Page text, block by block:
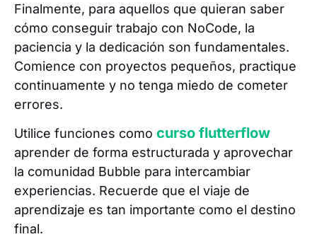
Finalmente, para aquellos que quieran saber
cómo conseguir trabajo con NoCode, la
paciencia y la dedicación son fundamentales.
Comience con proyectos pequeños, practique
continuamente y no tenga miedo de cometer
errores.
Utilice funciones como curso flutterflow
aprender de forma estructurada y aprovechar
la comunidad Bubble para intercambiar
experiencias. Recuerde que el viaje de
aprendizaje es tan importante como el destino
final.